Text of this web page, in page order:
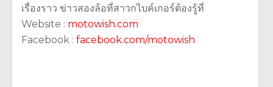
เรื่องราว ข่าวสองล้อที่สาวกไบค์เกอร์ต้องรู้ที่
Website : motowish.com
Facebook : facebook.com/motowish